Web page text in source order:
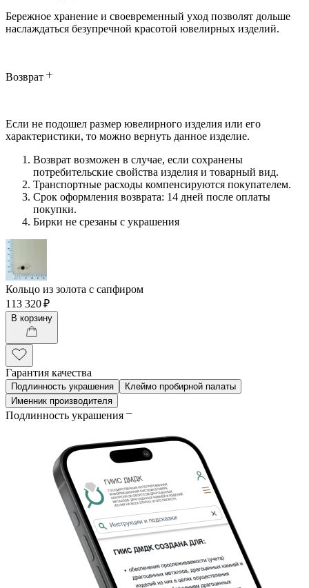
Бережное хранение и своевременный уход позволят дольше
наслаждаться безупречной красотой ювелирных изделий.
Возврат
Если не подошел размер ювелирного изделия или его
характеристики, то можно вернуть данное изделие.
Возврат возможен в случае, если сохранены
потребительские свойства изделия и товарный вид.
Транспортные расходы компенсируются покупателем.
Срок оформления возврата: 14 дней после оплаты
покупки.
Бирки не срезаны с украшения
Кольцо из золота с сапфиром
113 320 ₽
В корзину
Гарантия качества
Подлинность украшения
Клеймо пробирной палаты
Именник производителя
Подлинность украшения